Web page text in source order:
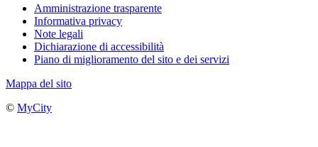
Amministrazione trasparente
Informativa privacy
Note legali
Dichiarazione di accessibilità
Piano di miglioramento del sito e dei servizi
Mappa del sito
© MyCity